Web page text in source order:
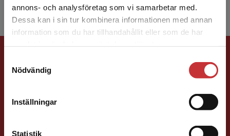
annons- och analysföretag som vi samarbetar med.
Dessa kan i sin tur kombinera informationen med annan
information som du har tillhandahållit eller som de har
Nödvändig
Inställningar
Statistik
Det verkar som att du besöker
studentlitteratur.se via en enhet utanför Sverige.
Vi erbjuder inte leveranser utanför Sverige. För
att kunna slutföra ett köp måste
Förlagskontakt